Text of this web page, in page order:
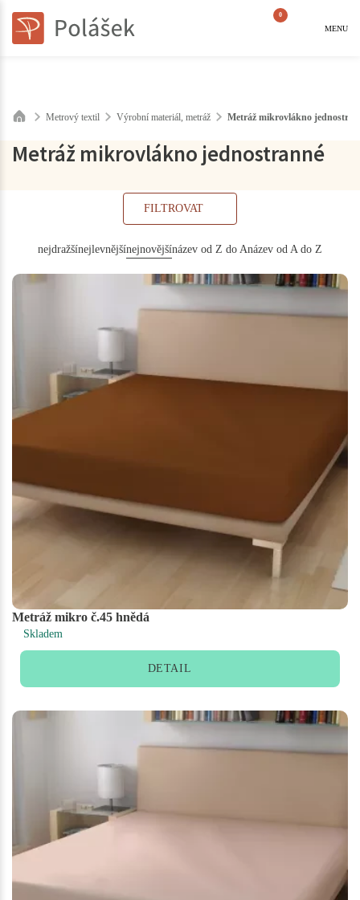
0
MENU
Metrový textil Výrobní materiál, metráž Metráž mikrovlákno
Metráž mikrovlákno jednostranné
FILTROVAT
nejdražšínejlevnějšínejnovějšínázev od Z do Anázev od A do Z
Metráž mikro č.45 hnědá
Skladem
DETAIL